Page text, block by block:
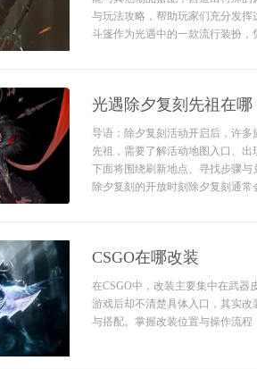
与玩法攻略，帮助玩家们充分发
斗篷作为光遇中的一款流行装扮
光遇除夕复刻先祖在哪
导语：除夕复刻活动开启后，许
先祖，需要了解活动地图入口、
下面将围绕刷新地点、寻找步骤
除夕复刻的开放时刻除夕复刻通
CSGO在哪改装
在CSGO中，改装主要集中在武器
游戏后却不清楚具体入口，其实
与搭配。掌握改装位置与操作流程